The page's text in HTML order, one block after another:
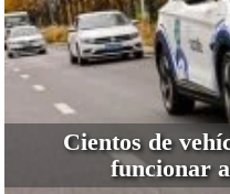
Cientos de
funcionar